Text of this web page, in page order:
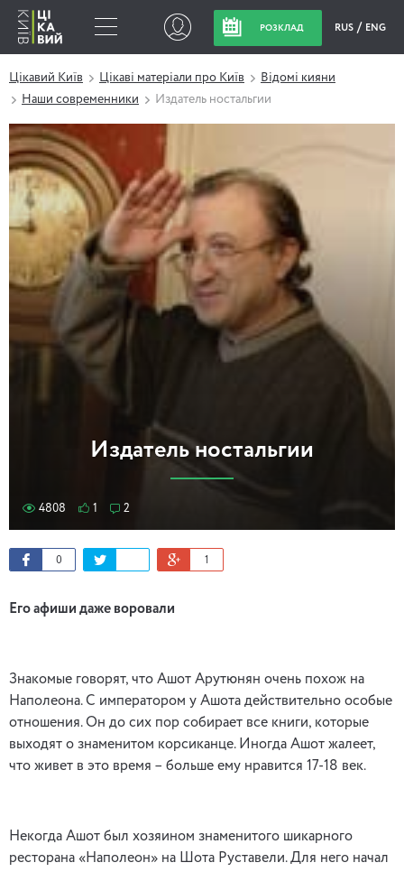
РОЗКЛАД RUS ENG
Цікавий Київ Цікаві матеріали про Київ
Відомі кияни
Наши современники
Издатель ностальгии
Издатель ностальгии
4808 1 2
0 1
Его афиши даже воровали
Знакомые говорят, что Ашот Арутюнян очень похож на
Наполеона. С императором у Ашота действительно особые
отношения. Он до сих пор собирает все книги, которые
выходят о знаменитом корсиканце. Иногда Ашот жалеет,
что живет в это время – больше ему нравится 17-18 век.
Некогда Ашот был хозяином знаменитого шикарного
ресторана «Наполеон» на Шота Руставели. Для него начал